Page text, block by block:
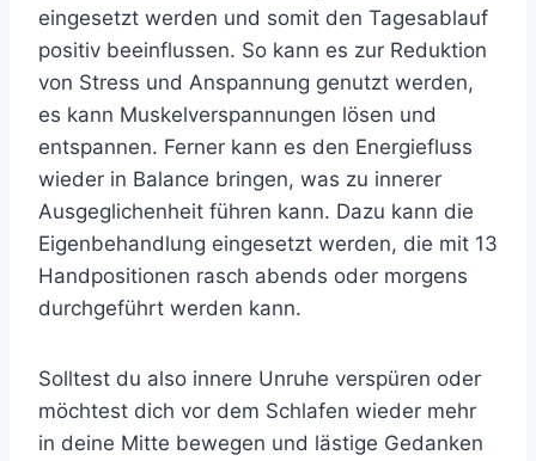
eingesetzt werden und somit den Tagesablauf
positiv beeinflussen. So kann es zur Reduktion
von Stress und Anspannung genutzt werden,
es kann Muskelverspannungen lösen und
entspannen. Ferner kann es den Energiefluss
wieder in Balance bringen, was zu innerer
Ausgeglichenheit führen kann. Dazu kann die
Eigenbehandlung eingesetzt werden, die mit 13
Handpositionen rasch abends oder morgens
durchgeführt werden kann.
Solltest du also innere Unruhe verspüren oder
möchtest dich vor dem Schlafen wieder mehr
in deine Mitte bewegen und lästige Gedanken